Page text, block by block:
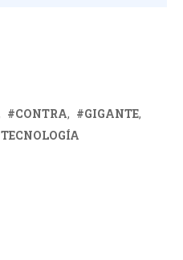
CONTRA
GIGANTE
TECNOLOGÍA